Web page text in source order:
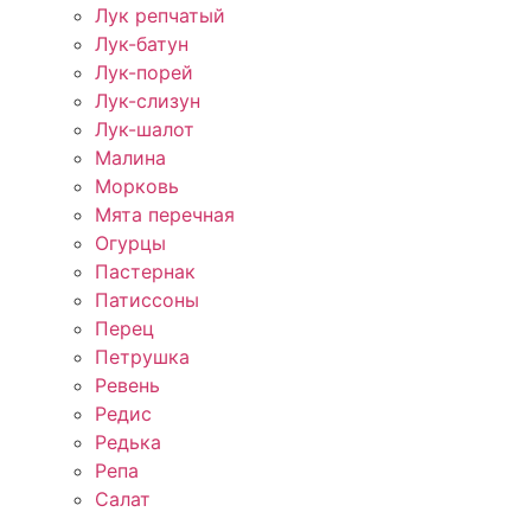
Лук репчатый
Лук-батун
Лук-порей
Лук-слизун
Лук-шалот
Малина
Морковь
Мята перечная
Огурцы
Пастернак
Патиссоны
Перец
Петрушка
Ревень
Редис
Редька
Репа
Салат